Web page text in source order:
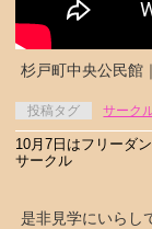
杉戸町中央公民館
投稿タグ サーク
10月7日はフリーダ
サークル
是非見学にいらし